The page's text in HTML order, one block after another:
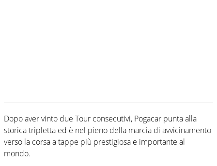
Dopo aver vinto due Tour consecutivi, Pogacar punta alla
storica tripletta ed è nel pieno della marcia di avvicinamento
verso la corsa a tappe più prestigiosa e importante al
mondo.